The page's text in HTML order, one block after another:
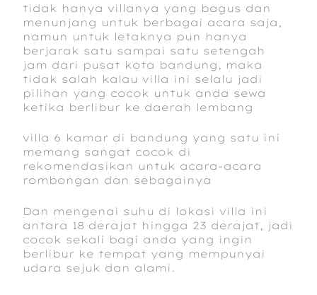
tidak hanya villanya yang bagus dan
menunjang untuk berbagai acara saja,
namun untuk letaknya pun hanya
berjarak satu sampai satu setengah
jam dari pusat kota bandung, maka
tidak salah kalau villa ini selalu jadi
pilihan yang cocok untuk anda sewa
ketika berlibur ke daerah lembang
villa 6 kamar di bandung yang satu ini
memang sangat cocok di
rekomendasikan untuk acara-acara
rombongan dan sebagainya
Dan mengenai suhu di lokasi villa ini
antara 18 derajat hingga 23 derajat, jadi
cocok sekali bagi anda yang ingin
berlibur ke tempat yang mempunyai
udara sejuk dan alami.